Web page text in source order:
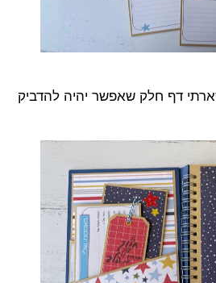
דף חלק שאפשר יהיה להדביק